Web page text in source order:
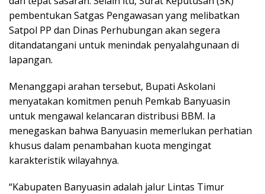
pembentukan Satgas Pengawasan yang melibatkan
Satpol PP dan Dinas Perhubungan akan segera
ditandatangani untuk menindak penyalahgunaan di
lapangan.
Menanggapi arahan tersebut, Bupati Askolani
menyatakan komitmen penuh Pemkab Banyuasin
untuk mengawal kelancaran distribusi BBM. Ia
menegaskan bahwa Banyuasin memerlukan perhatian
khusus dalam penambahan kuota mengingat
karakteristik wilayahnya.
“Kabupaten Banyuasin adalah jalur Lintas Timur